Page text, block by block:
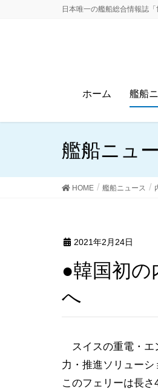
日本唯一の艦船総合情報誌
ホーム 艦船
艦船ニュ
HOME 艦船ニュース
2021年2月24日
●韓国初の内航ゼロ・エミッション・フェリー登場
へ
スイスの重電・エ
力・推進ソリューシ
このフェリーは長